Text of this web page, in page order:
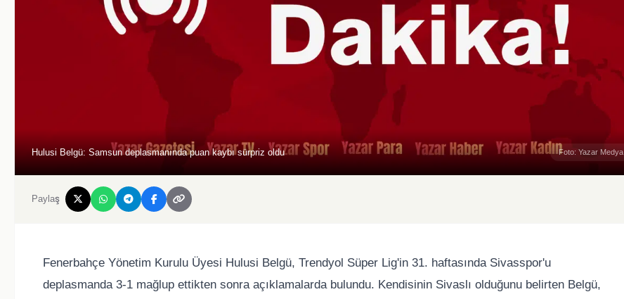
Hulusi Belgü: Samsun deplasmanında puan kaybı sürpriz oldu Foto: Yazar Medya
Paylaş
Fenerbahçe Yönetim Kurulu Üyesi Hulusi Belgü, Trendyol Süper Lig'in 31. haftasında Sivasspor'u
deplasmanda 3-1 mağlup ettikten sonra açıklamalarda bulundu. Kendisinin Sivaslı olduğunu belirten Belgü,